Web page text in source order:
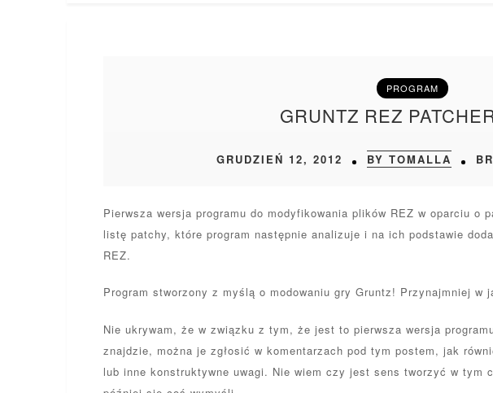
PROGRAM
GRUNTZ REZ
GRUDZIEŃ 12, 2012 BY TOMALLA
Pierwsza wersja programu do modyfikowania plików REZ w oparciu o
listę patchy, które program następnie analizuje i na ich podstawie
REZ.
Program stworzony z myślą o modowaniu gry Gruntz! Przynajmniej w
Nie ukrywam, że w związku z tym, że jest to pierwsza wersja
znajdzie, można je zgłosić w komentarzach pod tym postem, jak
lub inne konstruktywne uwagi. Nie wiem czy jest sens tworzyć w tym